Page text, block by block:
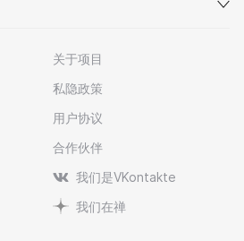
关于项目
私隐政策
用户协议
合作伙伴
我们是VKontakte
我们在禅